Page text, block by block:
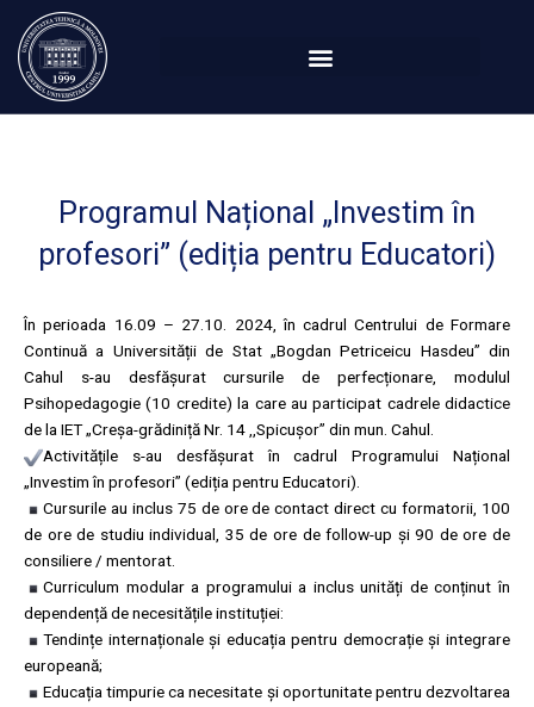
Перейти
содержимому
Programul Național „Investim în
profesori” (ediția pentru Educatori)
În perioada 16.09 – 27.10. 2024, în cadrul Centrului de Formare
Continuă a Universității de Stat „Bogdan Petriceicu Hasdeu” din
Cahul s-au desfășurat cursurile de perfecționare, modulul
Psihopedagogie (10 credite) la care au participat cadrele didactice
de la IET „Creșa-grădiniță Nr. 14 ,,Spicușor” din mun. Cahul.
Activitățile s-au desfășurat în cadrul Programului Național
„Investim în profesori” (ediția pentru Educatori).
Cursurile au inclus 75 de ore de contact direct cu formatorii, 100
de ore de studiu individual, 35 de ore de follow-up și 90 de ore de
consiliere / mentorat.
Curriculum modular a programului a inclus unități de conținut în
dependență de necesitățile instituției:
Tendințe internaționale și educația pentru democrație și integrare
europeană;
Educația timpurie ca necesitate și oportunitate pentru dezvoltarea